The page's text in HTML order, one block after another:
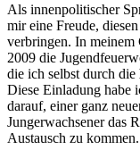
Als innenpolitischer
mir eine Freude,
verbringen. In meinem
2009 die
die ich selbst durch die
Diese Einladung habe
darauf, einer ganz
Jungerwachsener das
Austausch zu kommen.